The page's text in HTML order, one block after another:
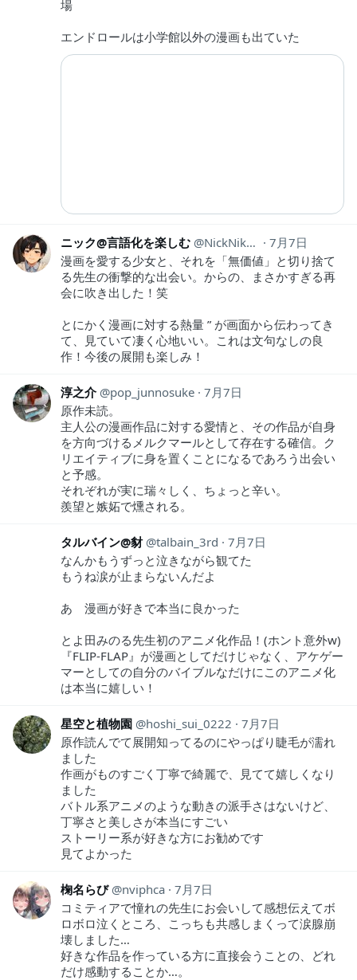
場
エンドロールは小学館以外の漫画も出ていた
ニック@言語化を楽しむ NickNiku_think
7月7日
漫画を愛する少女と、それを「無価値」と切り捨て
る先生の衝撃的な出会い。からの、まさかすぎる再
会に吹き出した！笑
とにかく漫画に対する熱量 ” が画面から伝わってき
て、見ていて凄く心地いい。これは文句なしの良
作！今後の展開も楽しみ！
淳之介 pop_junnosuke 7月7日
原作未読。
主人公の漫画作品に対する愛情と、その作品が自身
を方向づけるメルクマールとして存在する確信。ク
リエイティブに身を置くことになるであろう出会い
と予感。
それぞれが実に瑞々しく、ちょっと辛い。
羨望と嫉妬で燻される。
タルバイン@豺 talbain_3rd
7月7日
なんかもうずっと泣きながら観てた
もうね涙が止まらないんだよ
あゝ漫画が好きで本当に良かった
とよ田みのる先生初のアニメ化作品！(ホント意外w)
『FLIP-FLAP』が漫画としてだけじゃなく、アケゲー
マーとしての自分のバイブルなだけにこのアニメ化
は本当に嬉しい！
星空と植物園 hoshi_sui_0222
7月7日
原作読んでて展開知ってるのにやっぱり睫毛が濡れ
ました
作画がものすごく丁寧で綺麗で、見てて嬉しくなり
ました
バトル系アニメのような動きの派手さはないけど、
丁寧さと美しさが本当にすごい
ストーリー系が好きな方にお勧めです
見てよかった
椈名らび nviphca 7月7日
コミティアで憧れの先生にお会いして感想伝えてボ
ロボロ泣くところ、こっちも共感しまくって涙腺崩
壊しました…
好きな作品を作っている方に直接会うことの、どれ
だけ感動することか…。